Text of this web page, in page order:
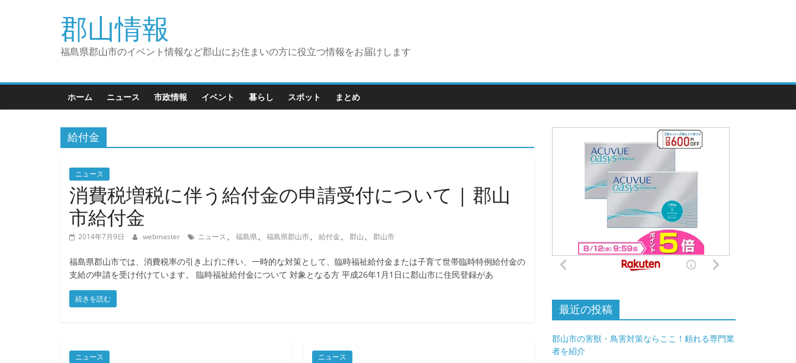
へ
キ
郡山情報
福島県郡山市のイベント情報など郡山にお住まいの方に役立つ情報をお届けします
ホーム ニュース 市政情報 イベント 暮らし スポット まとめ
給付金
ニュース
消費税増税に伴う給付金の申請受付について | 郡山
市給付金
2014年7月9日 webmaster ニュース、 福島県、 福島県郡山市、 給付金、 郡山、 郡山市
福島県郡山市では、消費税率の引き上げに伴い、一時的な対策として、臨時福祉給付金または子育て世帯臨時特例給付金の
支給の申請を受け付けています。 臨時福祉給付金について 対象となる方 平成26年1月1日に郡山市に住民登録があ
続きを読む
ニュース ニュース
最近の投稿
郡山市の害獣・鳥害対策ならここ！頼れる専門業
者を紹介